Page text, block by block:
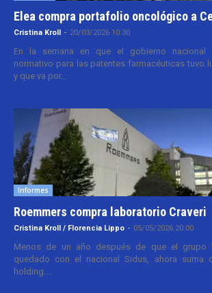
Elea compra portafolio oncológico a
Cristina Kroll - 20/03/2026 10:30
En la semana en que el gobierno nacional
normativo para las patentes farmacéuticas tuvo
y que va por...
Informes
Roemmers compra laboratorio Craveri
Cristina Kroll / Florencia Lippo - 05/05/2026 20:00
Menos de un año después de que el grupo
quedado con el nacional Sidus, ahora suma
holding....